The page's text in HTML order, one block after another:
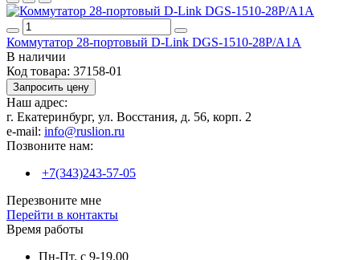
Коммутатор 28-портовый D-Link DGS-1510-28P/A1A
В наличии
Код товара: 37158-01
Запросить цену
Наш адрес:
г. Екатеринбург, ул. Восстания, д. 56, корп. 2
e-mail: info@ruslion.ru
Позвоните нам:
+7(343)243-57-05
Перезвоните мне
Перейти в контакты
Время работы
Пн-Пт. с 9-19.00